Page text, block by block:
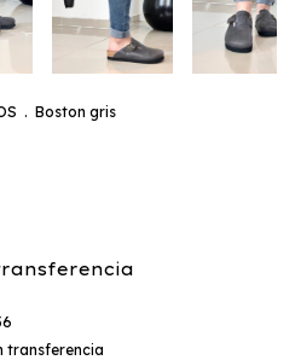
. Boston gris
transferencia